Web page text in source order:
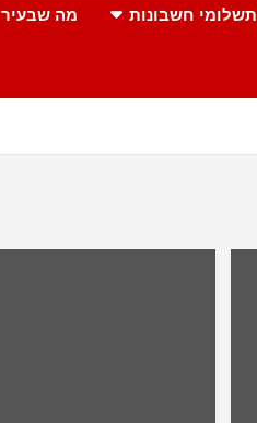
תשלומי חשבונות מה שבעיר